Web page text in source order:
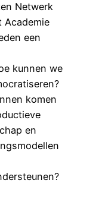
Netwerk
Academie
een
kunnen we
komen
en